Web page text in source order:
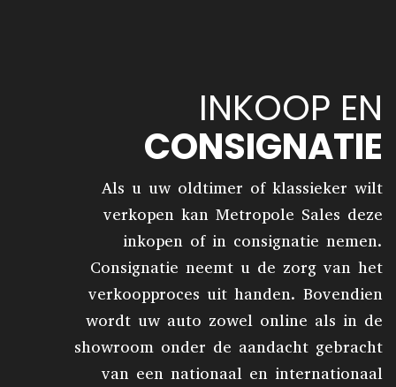
INKOOP EN
CONSIGNATIE
Als u uw oldtimer of klassieker wilt
verkopen kan Metropole Sales deze
inkopen of in consignatie nemen.
Consignatie neemt u de zorg van het
verkoopproces uit handen. Bovendien
wordt uw auto zowel online als in de
showroom onder de aandacht gebracht
van een nationaal en internationaal